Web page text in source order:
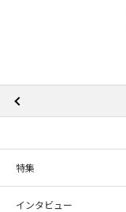
特集
インタビュー